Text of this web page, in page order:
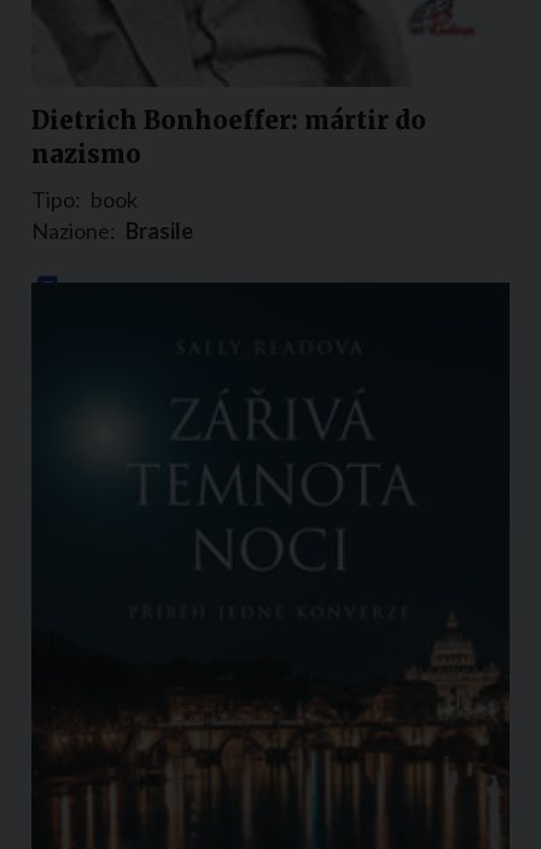
Dietrich Bonhoeffer: mártir do
nazismo
Tipo: book
Nazione: Brasile